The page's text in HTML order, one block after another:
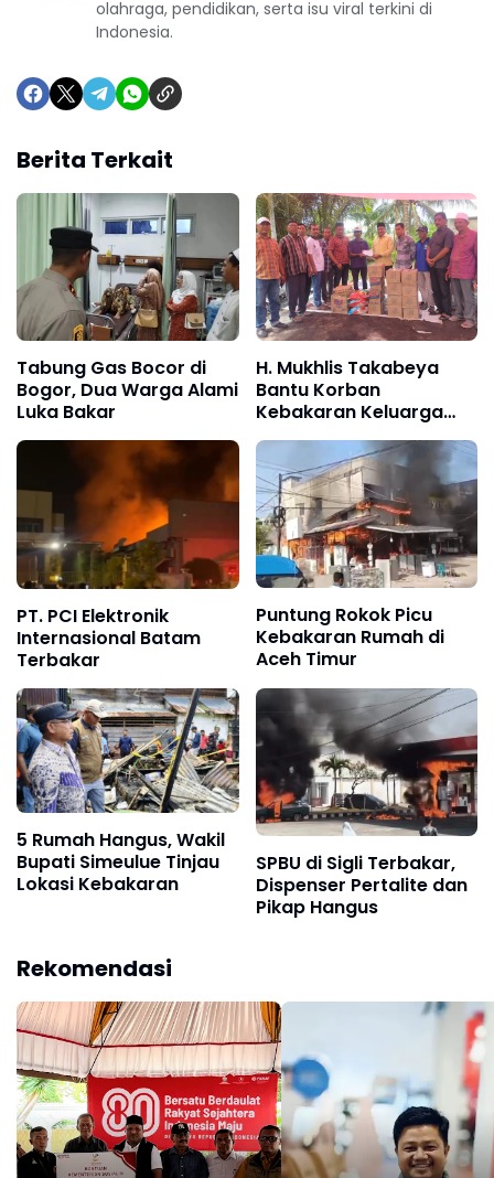
olahraga, pendidikan, serta isu viral terkini di
Indonesia.
Berita Terkait
Tabung Gas Bocor di
Bogor, Dua Warga Alami
Luka Bakar
H. Mukhlis Takabeya
Bantu Korban
Kebakaran Keluarga
Miskin di Cot Bada
PT. PCI Elektronik
Internasional Batam
Terbakar
Puntung Rokok Picu
Kebakaran Rumah di
Aceh Timur
5 Rumah Hangus, Wakil
Bupati Simeulue Tinjau
Lokasi Kebakaran
SPBU di Sigli Terbakar,
Dispenser Pertalite dan
Pikap Hangus
Rekomendasi